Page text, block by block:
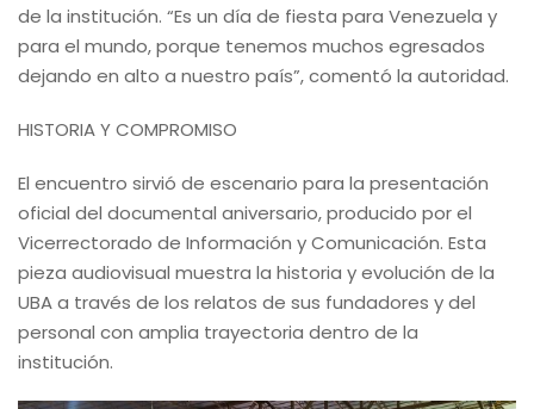
de la institución. “Es un día de fiesta para Venezuela y
para el mundo, porque tenemos muchos egresados
dejando en alto a nuestro país”, comentó la autoridad.
HISTORIA Y COMPROMISO
El encuentro sirvió de escenario para la presentación
oficial del documental aniversario, producido por el
Vicerrectorado de Información y Comunicación. Esta
pieza audiovisual muestra la historia y evolución de la
UBA a través de los relatos de sus fundadores y del
personal con amplia trayectoria dentro de la
institución.